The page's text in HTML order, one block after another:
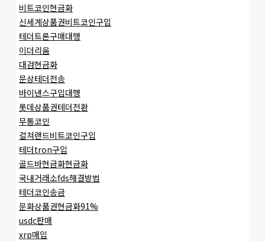
비트코인현금화
신세계상품권비트코인구입
테더트론구매대행
이더리움
대검현금화
문상테더전송
바이낸스구입대행
롯데상품권테더전환
무통코인
컬쳐랜드비트코인구입
테더tron구입
골드바현금화현금화
국내거래소fds해결방법
테더코인송금
문화상품권현금화91%
usdc판매
xrp매입